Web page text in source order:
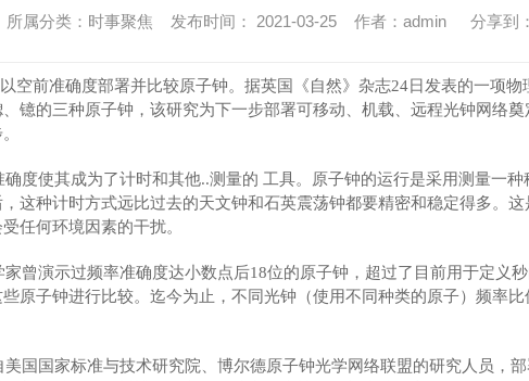
所属分类：时事聚焦 发布时间： 2021-03-25 作者：admin 分享到：
空前准确度部署并比较原子钟。据英国《自然》杂志24日发表的一项
镱的三种原子钟，该研究为下一步部署可移动、机载、远程光钟网络
使其成为了计时和其他..测量的 工具。原子钟的运行是采用测量一种
这种计时方式远比过去的天文钟和石英震荡钟都要精密和稳定得多。
任何环境因素的干扰。
演示过频率准确度达小数点后18位的原子钟，超过了目前用于定义
些原子钟进行比较。迄今为止，不同光钟（使用不同种类的原子）频率
国家标准与技术研究院、博尔德原子钟光学网络联盟的研究人员，部